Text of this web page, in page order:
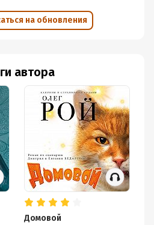
на обновления
автора
Домовой